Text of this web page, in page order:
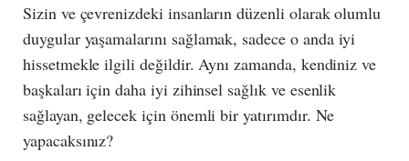
Sizin ve çevrenizdeki insanların düzenli olarak olumlu
duygular yaşamalarını sağlamak, sadece o anda iyi
hissetmekle ilgili değildir. Aynı zamanda, kendiniz ve
başkaları için daha iyi zihinsel sağlık ve esenlik
sağlayan, gelecek için önemli bir yatırımdır. Ne
yapacaksınız?